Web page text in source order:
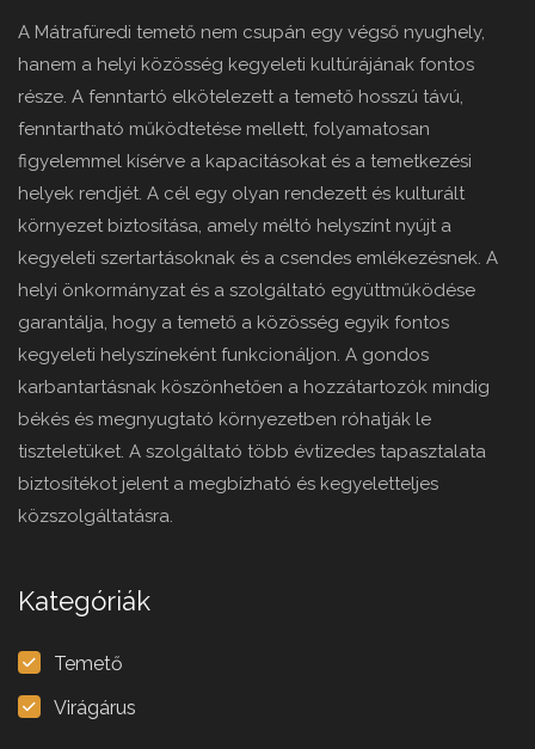
A Mátrafüredi temető nem csupán egy végső nyughely,
hanem a helyi közösség kegyeleti kultúrájának fontos
része. A fenntartó elkötelezett a temető hosszú távú,
fenntartható működtetése mellett, folyamatosan
figyelemmel kísérve a kapacitásokat és a temetkezési
helyek rendjét. A cél egy olyan rendezett és kulturált
környezet biztosítása, amely méltó helyszínt nyújt a
kegyeleti szertartásoknak és a csendes emlékezésnek. A
helyi önkormányzat és a szolgáltató együttműködése
garantálja, hogy a temető a közösség egyik fontos
kegyeleti helyszíneként funkcionáljon. A gondos
karbantartásnak köszönhetően a hozzátartozók mindig
békés és megnyugtató környezetben róhatják le
tiszteletüket. A szolgáltató több évtizedes tapasztalata
biztosítékot jelent a megbízható és kegyeletteljes
közszolgáltatásra.
Kategóriák
Temető
Virágárus